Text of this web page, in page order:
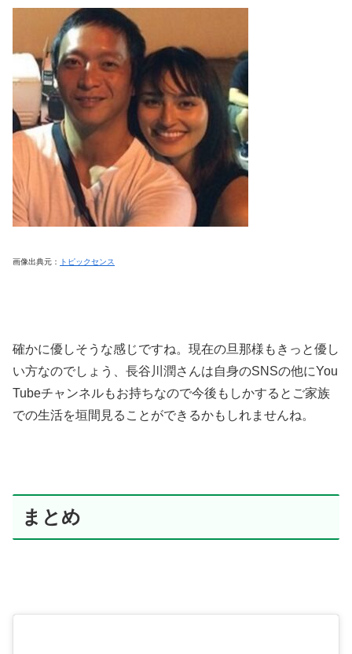
画像出典元： トピックセンス
確かに優しそうな感じですね。現在の旦那様もきっと優し
い方なのでしょう、長谷川潤さんは自身のSNSの他にYou
Tubeチャンネルもお持ちなので今後もしかするとご家族
での生活を垣間見ることができるかもしれませんね。
まとめ